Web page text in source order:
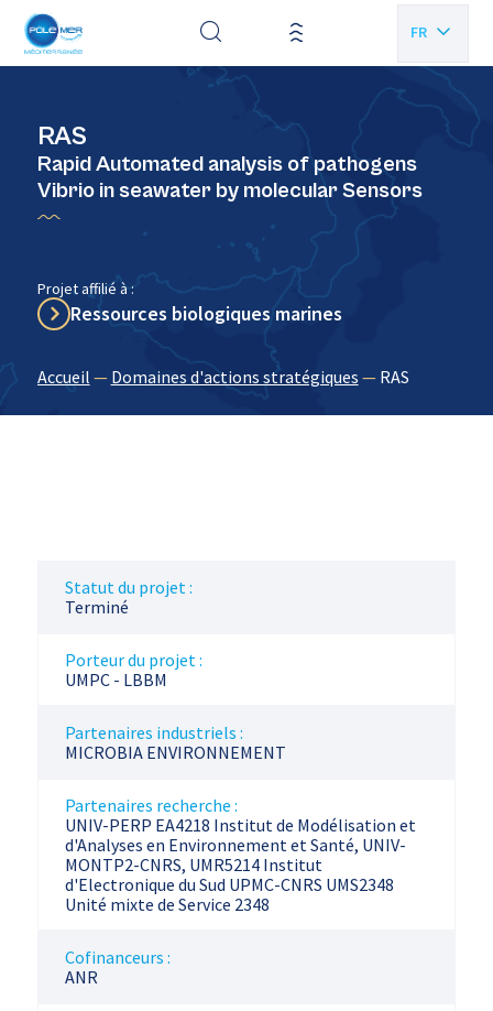
FR
RAS
Rapid Automated analysis of pathogens
Vibrio in seawater by molecular Sensors
Projet affilié à :
Ressources biologiques marines
Accueil — Domaines d'actions stratégiques — RAS
Statut du projet :
Terminé
Porteur du projet :
UMPC - LBBM
Partenaires industriels :
MICROBIA ENVIRONNEMENT
Partenaires recherche :
UNIV-PERP EA4218 Institut de Modélisation et
d'Analyses en Environnement et Santé, UNIV-
MONTP2-CNRS, UMR5214 Institut
d'Electronique du Sud UPMC-CNRS UMS2348
Unité mixte de Service 2348
Cofinanceurs :
ANR
Panneau de gestion des cookies